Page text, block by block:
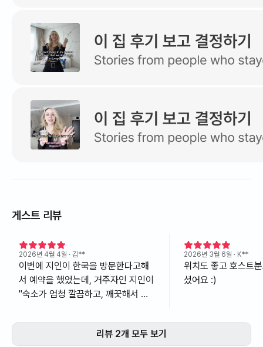
게스트 리뷰
2026년 4월 4일 · 김**
이번에 지인이 한국을 방문한다고해
서 예약을 했었는데, 거주자인 지인이
"숙소가 엄청 깔끔하고, 깨끗해서 편
치도 강남구청역 근처라 주변 일정을
다닐때 엄청 편했다고 하네요.
2026년 3월 6일 · K**
위치도 좋고 호스트
셨어요 :)
리뷰 2개 모두 보기